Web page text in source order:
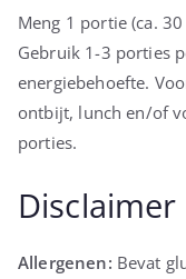
Meng 1 portie (ca.
Gebruik 1-3 porties
energiebehoefte.
ontbijt, lunch en/of
porties.
Disclaimer
Allergenen: Bevat